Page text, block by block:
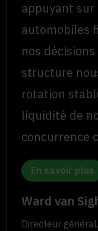
appuyant sur
automobiles
nos
structure
rotation
liquidité de
concurrence
En savoir plus
Ward van
Directeur